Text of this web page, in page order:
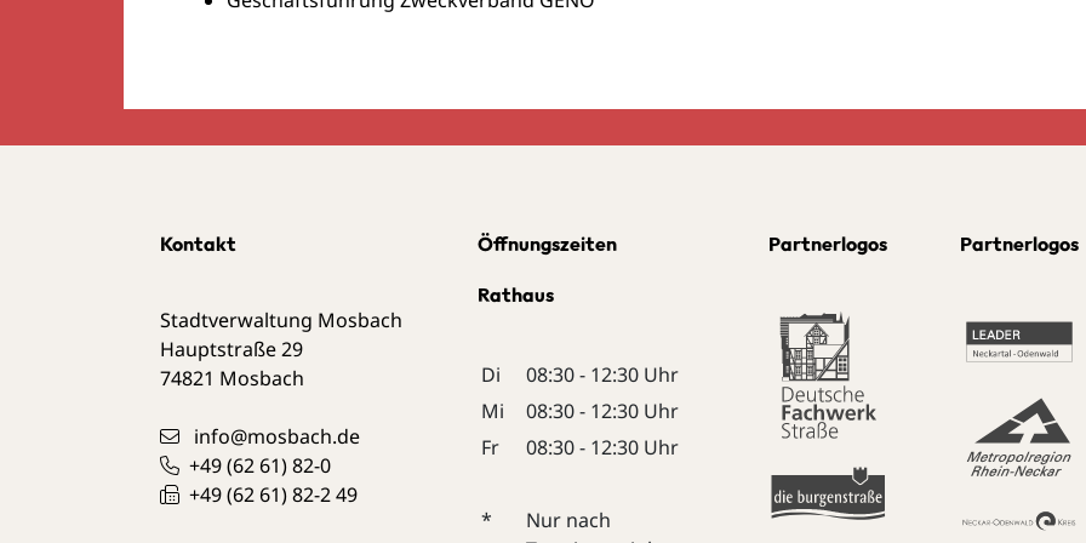
Kontakt
Stadtverwaltung Mosbach
Hauptstraße 29
74821 Mosbach
info@mosbach.de
+49 (6261) 82-0
+49 (6261) 82-249
Öffnungszeiten
Rathaus
Di
08:30 - 12:30 Uhr
Mi
08:30 - 12:30 Uhr
Fr
08:30 - 12:30 Uhr
*
Nur nach
Partnerlogos Partnerlogos